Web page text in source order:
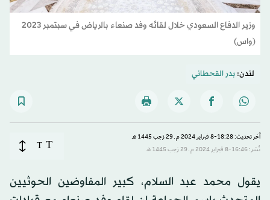
وزير الدفاع السعودي خلال لقائه وفد صنعاء بالرياض في سبتمبر 2023
(واس)
لندن:بدر القحطاني
آخر تحديث: 18:28-8 فبراير 2024 م ـ 29 رَجب 1445 هـ
نُشر: 16:46-8 فبراير 2024 م ـ 29 رَجب 1445 هـ
T
T
يقول محمد عبد السلام، كبير المفاوضين الحوثيين